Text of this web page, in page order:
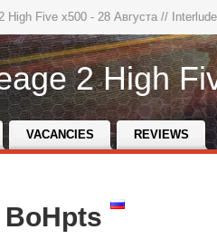
High Five x500 - 28 Августа //
VACANCIES REVIEWS